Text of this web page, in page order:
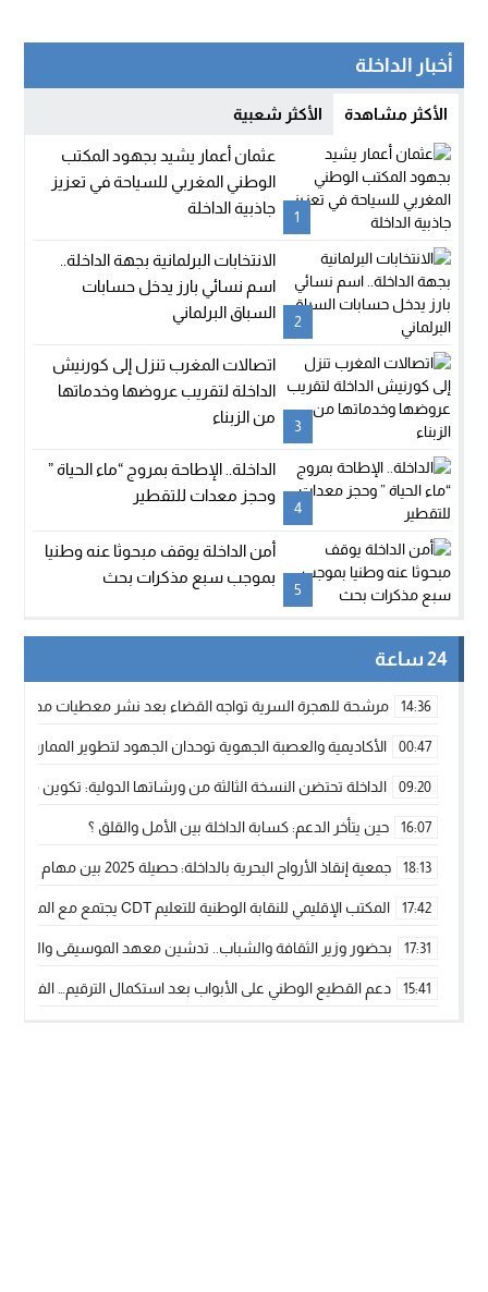
أخبار الداخلة
الأكثر مشاهدة الأكثر شعبية
1
عثمان أعمار يشيد بجهود المكتب
الوطني المغربي للسياحة في تعزيز
جاذبية الداخلة
2
الانتخابات البرلمانية بجهة الداخلة..
اسم نسائي بارز يدخل حسابات
السباق البرلماني
3
اتصالات المغرب تنزل إلى كورنيش
الداخلة لتقريب عروضها وخدماتها
من الزبناء
4
الداخلة.. الإطاحة بمروج “ماء الحياة ”
وحجز معدات للتقطير
5
أمن الداخلة يوقف مبحوثا عنه وطنيا
بموجب سبع مذكرات بحث
24 ساعة
14:36 مرشحة للهجرة السرية تواجه القضاء بعد نشر معطيات مضللة
00:47 الأكاديمية والعصبة الجهوية توحدان الجهود لتطوير الممارسة
09:20 الداخلة تحتضن النسخة الثالثة من ورشاتها الدولية: تكوين
16:07 حين يتأخر الدعم: كسابة الداخلة بين الأمل والقلق ؟
18:13 جمعية إنقاذ الأرواح البحرية بالداخلة: حصيلة 2025 بين مهام الإنقاذ ومشروع “دار البحار”
17:42 المكتب الإقليمي للنقابة الوطنية للتعليم CDT يجتمع مع المدير الإقليمي لمناقشة ملفات جوهرية لنساء ورجال التعليم
17:31 بحضور وزير الثقافة والشباب.. تدشين معهد الموسيقى والفنون
15:41 دعم القطيع الوطني على الأبواب بعد استكمال الترقيم…